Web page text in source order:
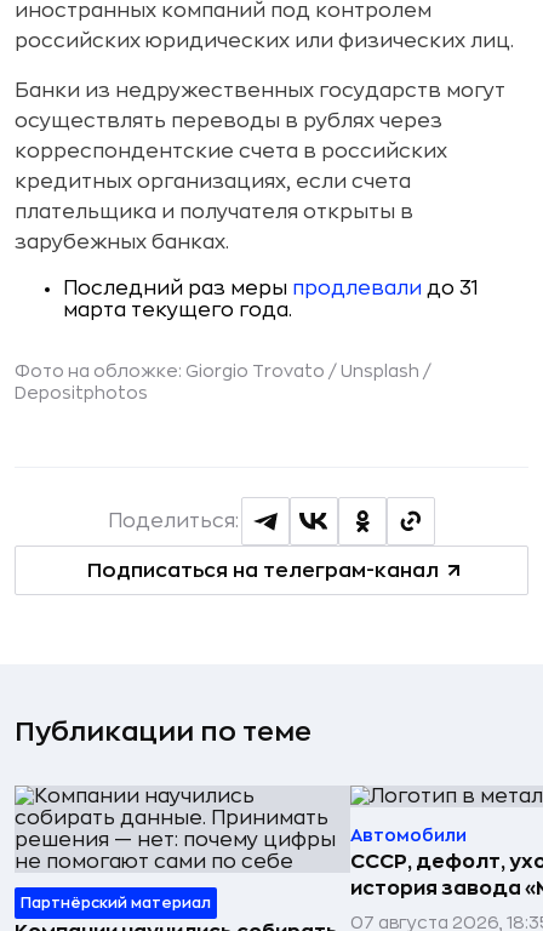
иностранных компаний под контролем
российских юридических или физических лиц.
Банки из недружественных государств могут
осуществлять переводы в рублях через
корреспондентские счета в российских
кредитных организациях, если счета
плательщика и получателя открыты в
зарубежных банках.
Последний раз меры продлевали до 31
марта текущего года.
Фото на обложке: Giorgio Trovato / Unsplash /
Depositphotos
Подписаться на телеграм-канал
Поделиться:
Публикации по теме
Партнёрский материал
Автомобили
СССР, дефолт,
история завода
07 августа 2026,